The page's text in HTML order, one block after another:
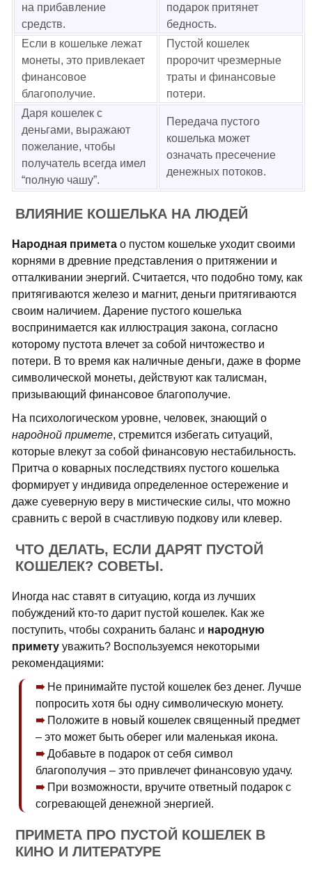
на прибавление
средств.
подарок притянет
бедность.
Если в кошельке лежат
монеты, это привлекает
финансовое
благополучие.
Пустой кошелек
пророчит чрезмерные
траты и финансовые
потери.
Даря кошелек с
деньгами, выражают
пожелание, чтобы
получатель всегда имел
“полную чашу”.
Передача пустого
кошелька может
означать пресечение
денежных потоков.
ВЛИЯНИЕ КОШЕЛЬКА НА ЛЮДЕЙ
Народная примета о пустом кошельке уходит своими
корнями в древние представления о притяжении и
отталкивании энергий. Считается, что подобно тому, как
притягиваются железо и магнит, деньги притягиваются
своим наличием. Дарение пустого кошелька
воспринимается как иллюстрация закона, согласно
которому пустота влечет за собой ничтожество и
потери. В то время как наличные деньги, даже в форме
символической монеты, действуют как талисман,
призывающий финансовое благополучие.
На психологическом уровне, человек, знающий о
народной примете, стремится избегать ситуаций,
которые влекут за собой финансовую нестабильность.
Притча о коварных последствиях пустого кошелька
формирует у индивида определенное остережение и
даже суеверную веру в мистические силы, что можно
сравнить с верой в счастливую подкову или клевер.
ЧТО ДЕЛАТЬ, ЕСЛИ ДАРЯТ ПУСТОЙ
КОШЕЛЕК? СОВЕТЫ.
Иногда нас ставят в ситуацию, когда из лучших
побуждений кто-то дарит пустой кошелек. Как же
поступить, чтобы сохранить баланс и народную
примету уважить? Воспользуемся некоторыми
рекомендациями:
Не принимайте пустой кошелек без денег. Лучше
попросить хотя бы одну символическую монету.
Положите в новый кошелек священный предмет
– это может быть оберег или маленькая икона.
Добавьте в подарок от себя символ
благополучия – это привлечет финансовую удачу.
При возможности, вручите ответный подарок с
согревающей денежной энергией.
ПРИМЕТА ПРО ПУСТОЙ КОШЕЛЕК В
КИНО И ЛИТЕРАТУРЕ